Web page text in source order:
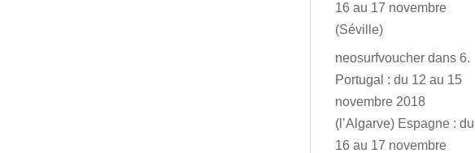
16 au 17 novembre
(Séville)
neosurfvoucher dans6.
Portugal : du 12 au 15
novembre 2018
(l’Algarve) Espagne : du
16 au 17 novembre